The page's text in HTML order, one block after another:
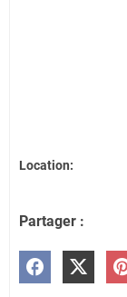
Location:
Partager :